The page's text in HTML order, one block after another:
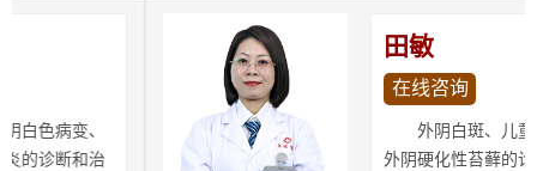
田敏
在线咨询
外阴白斑、儿童外阴白斑、
外阴硬化性苔藓的诊断和中医药